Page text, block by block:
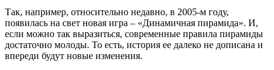
Так, например, относительно недавно, в 2005-м году,
появилась на свет новая игра – «Динамичная пирамида». И,
если можно так выразиться, современные правила пирамиды
достаточно молоды. То есть, история ее далеко не дописана и
впереди будут новые изменения.